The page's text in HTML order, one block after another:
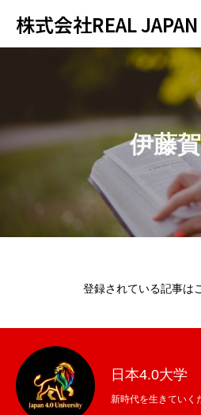
株式会社REAL JAPAN
企業理念
事業内容
伊藤
登録されている記事は
日本4.0大学
新時代を生きていく